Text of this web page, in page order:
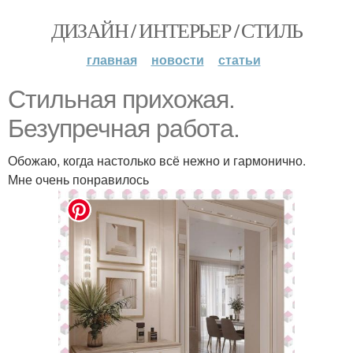
ДИЗАЙН / ИНТЕРЬЕР / СТИЛЬ
главная новости статьи
Стильная прихожая.
Безупречная работа.
Обожаю, когда настолько всё нежно и гармонично.
Мне очень понравилось